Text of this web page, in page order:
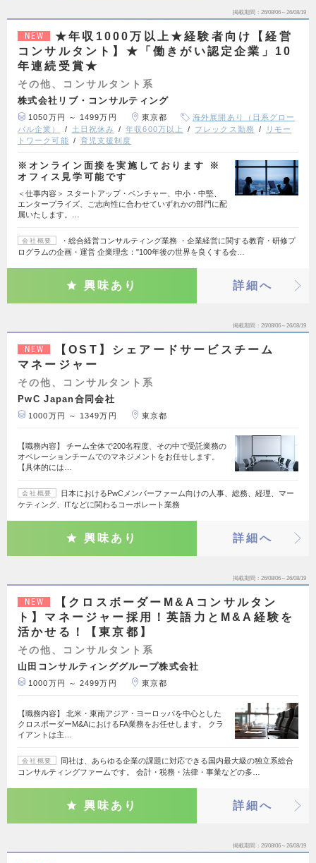
掲載期間 26/08/06～26/08/19
NEW
★年収1000万以上★経験者向け【経営
コンサルタント】★「働きがい認定企業」10
年連続受賞★
その他、コンサルタント系
株式会社リブ・コンサルティング
1050万円 ～ 1499万円 東京都
海外展開あり（日系グロー
バル企業）
土日祝休み 年収600万以上 フレックス勤務
リモー
トワーク可能
育児支援制度
※オンライン面接を実施しております ※
オフィス見学可能です
＜仕事内容＞ スタートアップ・ベンチャー、中小・中堅、
エンタープライズ、ご志向性に合わせていずれかの部門に配
属いたします。…
会社概要
・総合経営コンサルティング業務 ・企業経営に関する教育・研修プ
ログラムの企画・運営 企業理念："100年後の世界を良くする会…
興味あり 詳細へ
掲載期間 26/08/06～26/08/19
NEW
【OST】シェアードサービスチーム
マネージャー
その他、コンサルタント系
PwC Japan合同会社
1000万円 ～ 1349万円 東京都
【職務内容】 チーム全体で200名程度、その中で受託業務の
オペレーションチームでのマネジメントをお任せします。
【具体的には…
会社概要
日本におけるPwCメンバーファーム向けの人事、総務、経理、マー
ケティング、ITなどに関わるコーポレート業務
興味あり 詳細へ
掲載期間 26/08/06～26/08/19
NEW
【クロスボーダーM&Aコンサルタン
ト】マネージャー採用！英語力とM&A経験を
活かせる！【東京都】
その他、コンサルタント系
山田コンサルティンググループ株式会社
1000万円 ～ 2499万円 東京都
【職務内容】 北米・東南アジア・ヨーロッパを中心とした
クロスボーダーM&AにおけるFA業務をお任せします。 クラ
イアントは主…
会社概要
同社は、あらゆる企業の課題に対応できる国内最大級の独立系総合
コンサルティングファームです。 会計・税務・法律・事業などの多…
興味あり 詳細へ
掲載期間 26/08/06～26/08/19